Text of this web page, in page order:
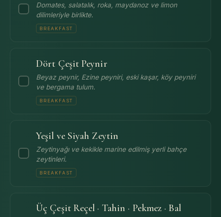
Domates, salatalık, roka, maydanoz ve limon
dilimleriyle birlikte.
BREAKFAST
Dört Çeşit Peynir
Beyaz peynir, Ezine peyniri, eski kaşar, köy peyniri
ve bergama tulum.
BREAKFAST
Yeşil ve Siyah Zeytin
Zeytinyağı ve kekikle marine edilmiş yerli bahçe
zeytinleri.
BREAKFAST
Üç Çeşit Reçel · Tahin · Pekmez · Bal